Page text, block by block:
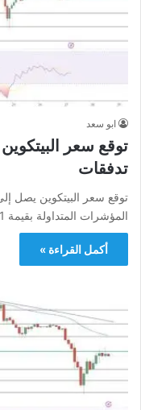
ابو سعد
تدفقات
المؤشرات المتداولة بقيمة 31 مليون دولار وثقة السوق تمكنت…
أكمل القراءة »